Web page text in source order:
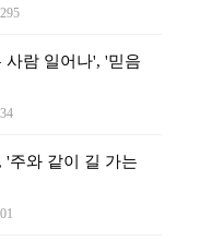
사람 일어나', '믿음
'주와 같이 길 가는